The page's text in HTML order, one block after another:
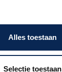
Alles toestaan
Selectie toestaan